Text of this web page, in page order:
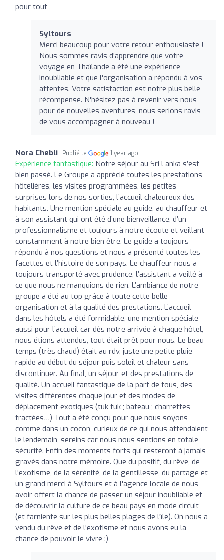
pour tout
Syltours
Merci beaucoup pour votre retour enthousiaste !
Nous sommes ravis d'apprendre que votre
voyage en Thaïlande a été une expérience
inoubliable et que l'organisation a répondu à vos
attentes. Votre satisfaction est notre plus belle
récompense. N'hésitez pas à revenir vers nous
pour de nouvelles aventures, nous serions ravis
de vous accompagner à nouveau !
Nora Chebli Publié le 1 year ago
Expérience fantastique: Notre séjour au Sri Lanka s’est
bien passé. Le Groupe a apprécié toutes les prestations
hôtelières, les visites programmées, les petites
surprises lors de nos sorties, l’accueil chaleureux des
habitants. Une mention spéciale au guide, au chauffeur et
à son assistant qui ont été d’une bienveillance, d’un
professionnalisme et toujours à notre écoute et veillant
constamment à notre bien être. Le guide a toujours
répondu à nos questions et nous a présenté toutes les
facettes et l’histoire de son pays. Le chauffeur nous a
toujours transporté avec prudence, l’assistant a veillé à
ce que nous ne manquions de rien. L’ambiance de notre
groupe a été au top grâce à toute cette belle
organisation et à la qualité des prestations. L’accueil
dans les hôtels a été formidable, une mention spéciale
aussi pour l’accueil car dès notre arrivée à chaque hôtel,
nous étions attendus, tout était prêt pour nous. Le beau
temps (très chaud) était au rdv, juste une petite pluie
rapide au début du séjour puis soleil et chaleur sans
discontinuer. Au final, un séjour et des prestations de
qualité. Un accueil fantastique de la part de tous, des
visites différentes chaque jour et des modes de
déplacement exotiques (tuk tuk ; bateau ; charrettes
tractées…) Tout a été conçu pour que nous soyons
comme dans un cocon, curieux de ce qui nous attendaient
le lendemain, sereins car nous nous sentions en totale
sécurité. Enfin des moments forts qui resteront à jamais
gravés dans notre mémoire. Que du positif, du rêve, de
l’exotisme, de la sérénité, de la gentillesse, du partage et
un grand merci à Syltours et à l'agence locale de nous
avoir offert la chance de passer un séjour inoubliable et
de découvrir la culture de ce beau pays en mode circuit
(et farniente sur les plus belles plages de l'île). On nous a
vendu du rêve et de l'exotisme et nous avons eu la
chance de pouvoir le vivre :)